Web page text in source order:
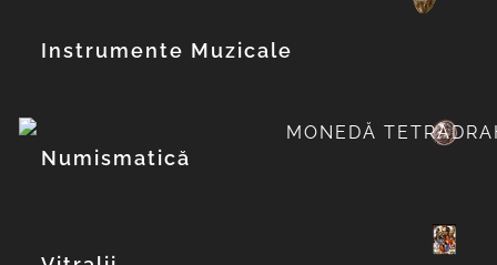
Instrumente Muzicale
Numismatică